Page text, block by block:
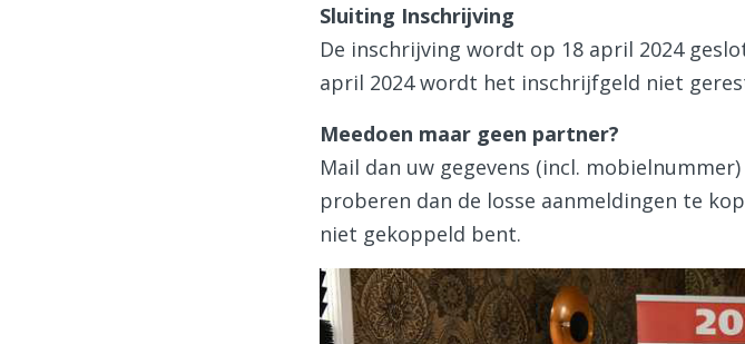
Sluiting Inschrijving
De inschrijving wordt op 18 april 2024
april 2024 wordt het inschrijfgeld niet
Meedoen maar geen partner?
Mail dan uw gegevens (incl.
proberen dan de losse aanmeldingen te
niet gekoppeld bent.